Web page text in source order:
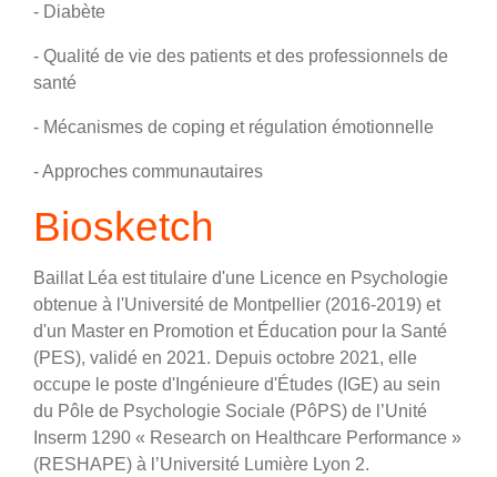
- Diabète
- Qualité de vie des patients et des professionnels de
santé
- Mécanismes de coping et régulation émotionnelle
- Approches communautaires
Biosketch
Baillat Léa est titulaire d'une Licence en Psychologie
obtenue à l'Université de Montpellier (2016-2019) et
d'un Master en Promotion et Éducation pour la Santé
(PES), validé en 2021. Depuis octobre 2021, elle
occupe le poste d'Ingénieure d'Études (IGE) au sein
du Pôle de Psychologie Sociale (PôPS) de l’Unité
Inserm 1290 « Research on Healthcare Performance »
(RESHAPE) à l’Université Lumière Lyon 2.